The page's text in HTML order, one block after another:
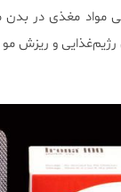
مواد مغذی در
رژیم‌غذایی و ریزش